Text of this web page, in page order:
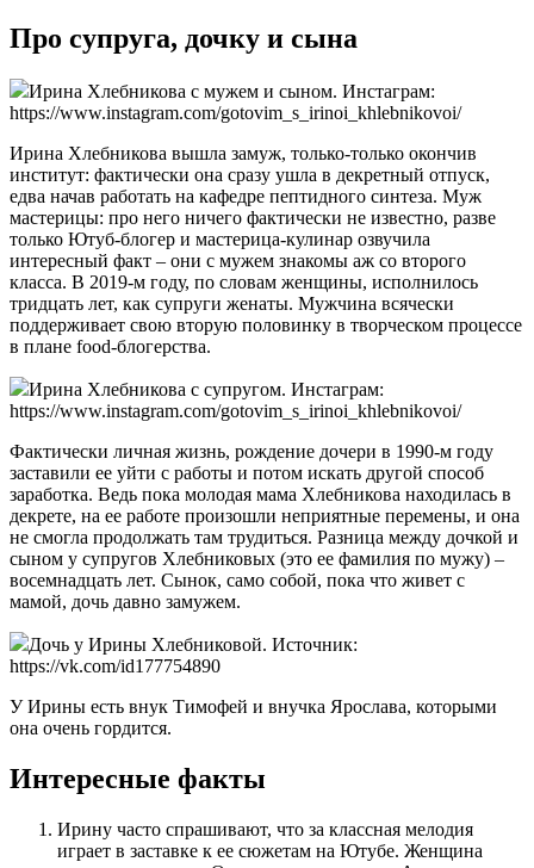
Про супруга, дочку и сына
Ирина Хлебникова с мужем и сыном. Инстаграм:
https://www.instagram.com/gotovim_s_irinoi_khlebnikovoi/
Ирина Хлебникова вышла замуж, только-только окончив
институт: фактически она сразу ушла в декретный отпуск,
едва начав работать на кафедре пептидного синтеза. Муж
мастерицы: про него ничего фактически не известно, разве
только Ютуб-блогер и мастерица-кулинар озвучила
интересный факт – они с мужем знакомы аж со второго
класса. В 2019-м году, по словам женщины, исполнилось
тридцать лет, как супруги женаты. Мужчина всячески
поддерживает свою вторую половинку в творческом процессе
в плане food-блогерства.
Ирина Хлебникова с супругом. Инстаграм:
https://www.instagram.com/gotovim_s_irinoi_khlebnikovoi/
Фактически личная жизнь, рождение дочери в 1990-м году
заставили ее уйти с работы и потом искать другой способ
заработка. Ведь пока молодая мама Хлебникова находилась в
декрете, на ее работе произошли неприятные перемены, и она
не смогла продолжать там трудиться. Разница между дочкой и
сыном у супругов Хлебниковых (это ее фамилия по мужу) –
восемнадцать лет. Сынок, само собой, пока что живет с
мамой, дочь давно замужем.
Дочь у Ирины Хлебниковой. Источник:
https://vk.com/id177754890
У Ирины есть внук Тимофей и внучка Ярослава, которыми
она очень гордится.
Интересные факты
Ирину часто спрашивают, что за классная мелодия
играет в заставке к ее сюжетам на Ютубе. Женщина